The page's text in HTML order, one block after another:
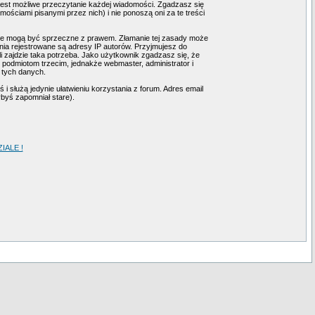
możliwe przeczytanie każdej wiadomości. Zgadzasz się
pisanymi przez nich) i nie ponoszą oni za te treści
być sprzeczne z prawem. Złamanie tej zasady może
rejestrowane są adresy IP autorów. Przyjmujesz do
zajdzie taka potrzeba. Jako użytkownik zgadzasz się, że
trzecim, jednakże webmaster, administrator i
danych.
jedynie ułatwieniu korzystania z forum. Adres email
zapomniał stare).
!